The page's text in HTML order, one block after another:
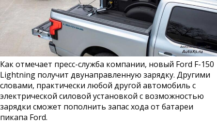
Как отмечает пресс-служба компании, новый Ford F-150
Lightning получит двунаправленную зарядку. Другими
словами, практически любой другой автомобиль с
электрической силовой установкой с возможностью
зарядки сможет пополнить запас хода от батареи
пикапа Ford.